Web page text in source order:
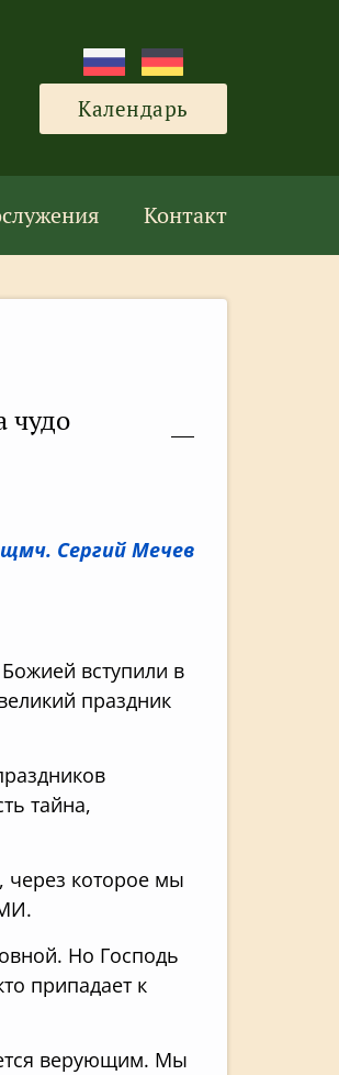
Календарь
Контакт
чудо
Сергий Мечев
вступили в
праздник
тайна,
через которое мы
.
Но Господь
припадает к
верующим. Мы